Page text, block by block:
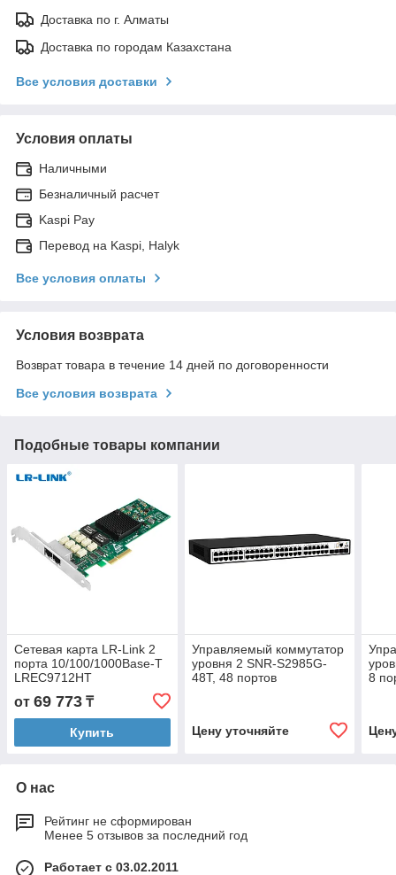
Доставка по г. Алматы
Доставка по городам Казахстана
Все условия доставки
Условия оплаты
Наличными
Безналичный расчет
Kaspi Pay
Перевод на Kaspi, Halyk
Все условия оплаты
Условия возврата
Возврат товара в течение 14 дней по договоренности
Все условия возврата
Подобные товары компании
Сетевая карта LR-Link 2
порта 10/100/1000Base-T
LREC9712HT
от 69 773 ₸
Купить
Управляемый коммутатор
уровня 2 SNR-S2985G-
48T, 48 портов
Цену уточняйте
8
О нас
Рейтинг не сформирован
Менее 5 отзывов за последний год
Работает с 03.02.2011